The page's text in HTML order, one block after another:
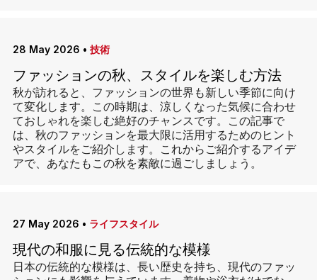
28 May 2026 • 技術
ファッションの秋、スタイルを楽しむ方法
秋が訪れると、ファッションの世界も新しい季節に向け
て変化します。この時期は、涼しくなった気候に合わせ
ておしゃれを楽しむ絶好のチャンスです。この記事で
は、秋のファッションを最大限に活用するためのヒント
やスタイルをご紹介します。これからご紹介するアイデ
アで、あなたもこの秋を素敵に過ごしましょう。
27 May 2026 • ライフスタイル
現代の和服に見る伝統的な模様
日本の伝統的な模様は、長い歴史を持ち、現代のファッ